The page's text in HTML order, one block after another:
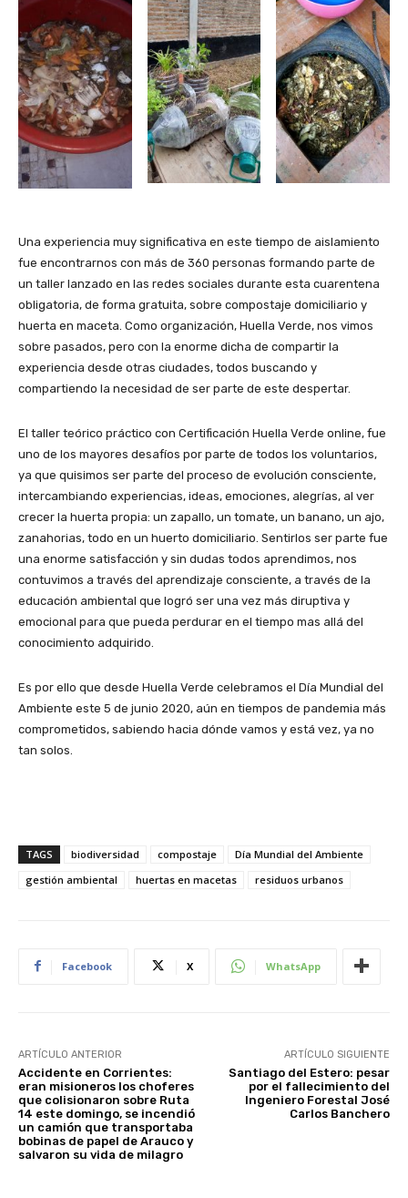
Una experiencia muy significativa en este tiempo de aislamiento
fue encontrarnos con más de 360 personas formando parte de
un taller lanzado en las redes sociales durante esta cuarentena
obligatoria, de forma gratuita, sobre compostaje domiciliario y
huerta en maceta. Como organización, Huella Verde, nos vimos
sobre pasados, pero con la enorme dicha de compartir la
experiencia desde otras ciudades, todos buscando y
compartiendo la necesidad de ser parte de este despertar.
El taller teórico práctico con Certificación Huella Verde online, fue
uno de los mayores desafíos por parte de todos los voluntarios,
ya que quisimos ser parte del proceso de evolución consciente,
intercambiando experiencias, ideas, emociones, alegrías, al ver
crecer la huerta propia: un zapallo, un tomate, un banano, un ajo,
zanahorias, todo en un huerto domiciliario. Sentirlos ser parte fue
una enorme satisfacción y sin dudas todos aprendimos, nos
contuvimos a través del aprendizaje consciente, a través de la
educación ambiental que logró ser una vez más diruptiva y
emocional para que pueda perdurar en el tiempo mas allá del
conocimiento adquirido.
Es por ello que desde Huella Verde celebramos el Día Mundial del
Ambiente este 5 de junio 2020, aún en tiempos de pandemia más
comprometidos, sabiendo hacia dónde vamos y está vez, ya no
tan solos.
TAGS biodiversidad compostaje
Día Mundial del Ambiente
gestión ambiental
huertas en macetas residuos urbanos
Facebook X WhatsApp
ARTÍCULO ANTERIOR
Accidente en Corrientes:
eran misioneros los choferes
que colisionaron sobre Ruta
14 este domingo, se incendió
un camión que transportaba
bobinas de papel de Arauco y
salvaron su vida de milagro
ARTÍCULO SIGUIENTE
Santiago del Estero: pesar
por el fallecimiento del
Ingeniero Forestal José
Carlos Banchero